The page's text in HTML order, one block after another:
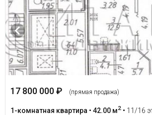
17 800 000 ₽ (прямая продажа)
1-комнатная квартира • 42.00 м2 • 11/16